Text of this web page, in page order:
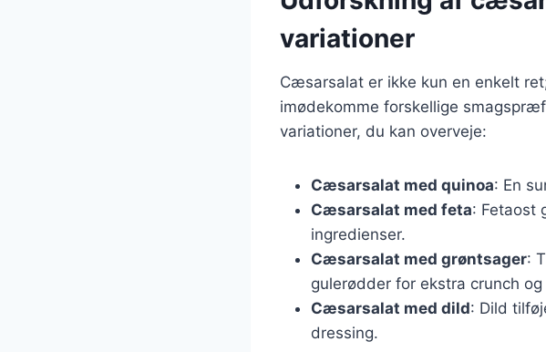
variationer
Cæsarsalat er ikke kun en enkelt
imødekomme forskellige
variationer, du kan overveje:
Cæsarsalat med quinoa: En
Cæsarsalat med feta: Fetaost
ingredienser.
Cæsarsalat med grøntsager:
gulerødder for ekstra crunch
Cæsarsalat med dild: Dild
dressing.